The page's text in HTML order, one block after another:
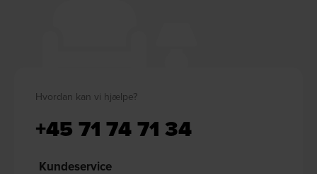
Hvordan kan vi hjælpe?
+45 71 74 71 34
Kundeservice